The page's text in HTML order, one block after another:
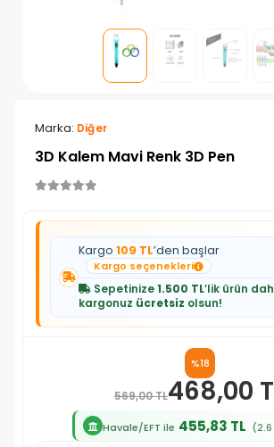
Marka: Diğer
3D Kalem Mavi Renk 3D Pen
Kargo 109 TL’den başlar
Kargo seçenekleri
Sepetinize1.500 TL’lik ürün
kargonuz ücretsiz olsun!
%18
569,00 TL468,00
Havale/EFT ile 455,83 TL